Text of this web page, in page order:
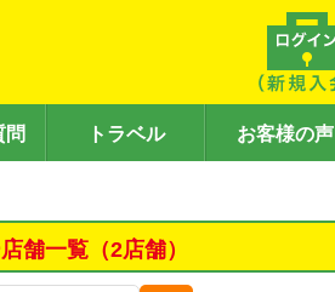
問 トラベル お客様の声
舗一覧（2店舗）